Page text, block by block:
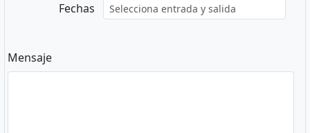
Fechas
Mensaje